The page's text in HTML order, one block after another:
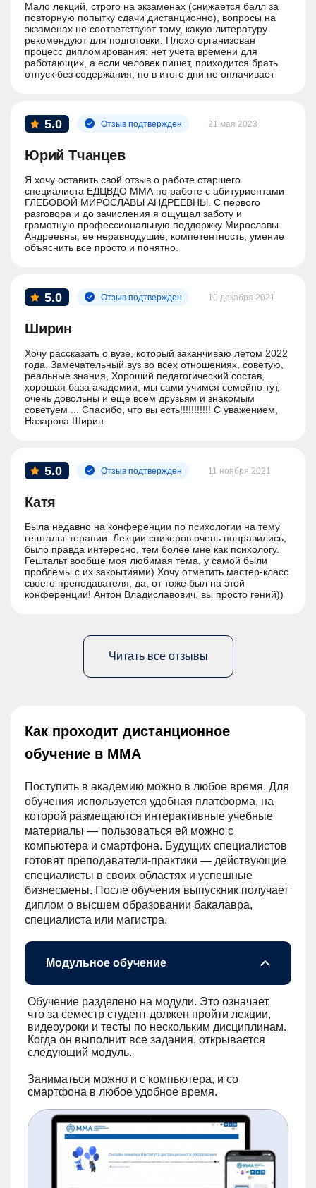
Мало лекций, строго на экзаменах (снижается балл за
повторную попытку сдачи дистанционно), вопросы на
экзаменах не соответствуют тому, какую литературу
рекомендуют для подготовки. Плохо организован
процесс дипломирования: нет учёта времени для
работающих, а если человек пишет, приходится брать
отпуск без содержания, но в итоге дни не оплачивает
справляетесь, берите академ".
5.0
Юрий Тчанцев
21 мая 2023
Отзыв подтвержден
Я хочу оставить свой отзыв о работе старшего
специалиста ЕДЦВДО ММА по работе с абитуриентами
ГЛЕБОВОЙ МИРОСЛАВЫ АНДРЕЕВНЫ. С первого
разговора и до зачисления я ощущал заботу и
грамотную профессиональную поддержку Мирославы
Андреевны, ее неравнодушие, компетентность, умение
объяснить все просто и понятно.
5.0
Ширин
10 декабря 2021
Отзыв подтвержден
Хочу рассказать о вузе, который заканчиваю летом 2022
года. Замечательный вуз во всех отношениях, советую,
реальные знания, Хороший педагогический состав,
хорошая база академии, мы сами учимся семейно тут,
очень довольны и еще всем друзьям и знакомым
советуем ... Спасибо, что вы есть!!!!!!!!!!! С уважением,
Назарова Ширин
5.0
Катя
11 ноября 2021
Отзыв подтвержден
Была недавно на конференции по психологии на тему
гештальт-терапии. Лекции спикеров очень понравились,
было правда интересно, тем более мне как психологу.
Гештальт вообще моя любимая тема, у самой были
проблемы с их закрытиями) Хочу отметить мастер-класс
своего преподавателя, да, от тоже был на этой
конференции! Антон Владиславович. вы просто гений))
Спасибо большое всем организаторам и очень жду чего-
Читать все отзывы
Как проходит дистанционное
обучение в ММА
Поступить в академию можно в любое время. Для
обучения используется удобная платформа, на
которой размещаются интерактивные учебные
материалы — пользоваться ей можно с
компьютера и смартфона. Будущих специалистов
готовят преподаватели-практики — действующие
специалисты в своих областях и успешные
бизнесмены. После обучения выпускник получает
диплом о высшем образовании бакалавра,
специалиста или магистра.
Модульное обучение
Обучение разделено на модули. Это означает,
что за семестр студент должен пройти лекции,
видеоуроки и тесты по нескольким дисциплинам.
Когда он выполнит все задания, открывается
следующий модуль.
Заниматься можно и с компьютера, и со
смартфона в любое удобное время.